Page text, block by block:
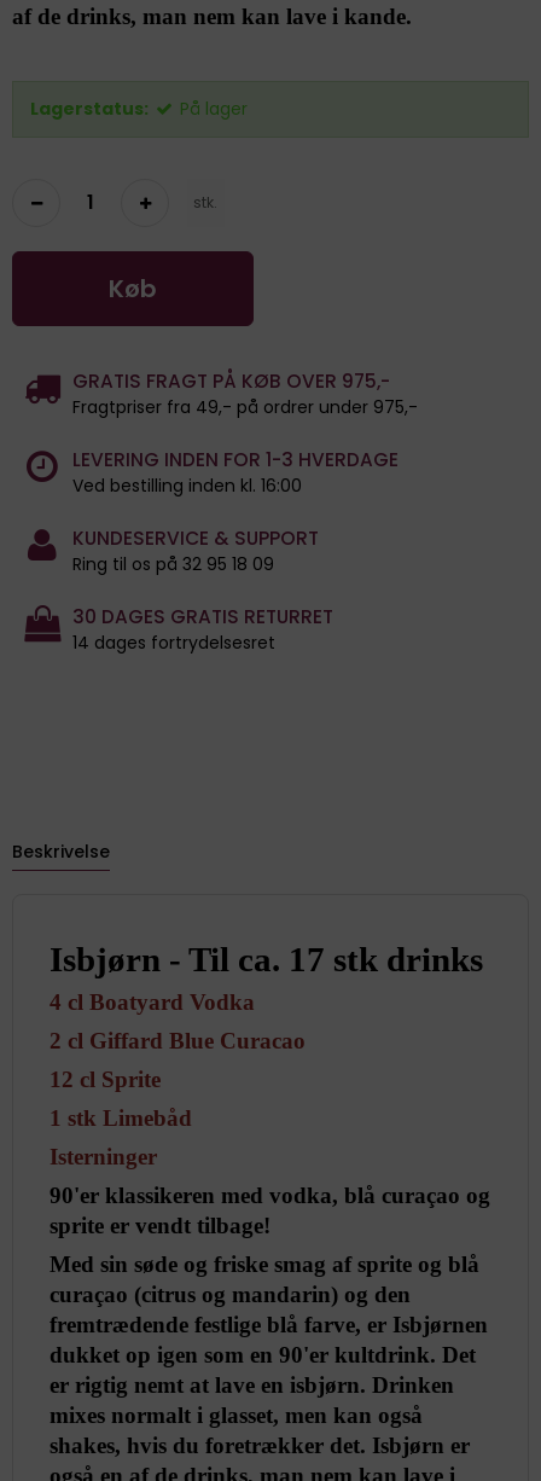
af de drinks, man nem kan lave i kande.
Lagerstatus: På lager
stk.
Køb
GRATIS FRAGT PÅ KØB OVER 975,-
Fragtpriser fra 49,- på ordrer under 975,-
LEVERING INDEN FOR 1-3 HVERDAGE
Ved bestilling inden kl. 16:00
KUNDESERVICE & SUPPORT
Ring til os på 32 95 18 09
30 DAGES GRATIS RETURRET
14 dages fortrydelsesret
Beskrivelse
Isbjørn - Til ca. 17 stk drinks
4 cl Boatyard Vodka
2 cl Giffard Blue Curacao
12 cl Sprite
1 stk Limebåd
Isterninger
90'er klassikeren med vodka, blå curaçao og
sprite er vendt tilbage!
Med sin søde og friske smag af sprite og blå
curaçao (citrus og mandarin) og den
fremtrædende festlige blå farve, er Isbjørnen
dukket op igen som en 90'er kultdrink. Det
er rigtig nemt at lave en isbjørn. Drinken
mixes normalt i glasset, men kan også
shakes, hvis du foretrækker det. Isbjørn er
også en af de drinks, man nem kan lave i